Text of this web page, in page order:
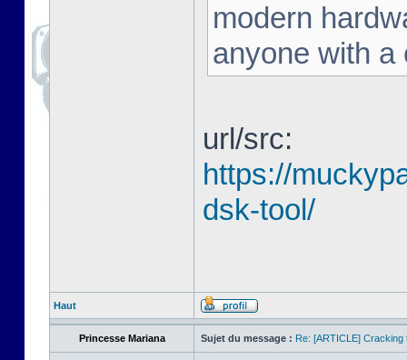
modern
anyone with a
url/src:
https://
dsk-tool/
Haut
Princesse Mariana Sujet du message : Re: [ARTICLE] Cracking